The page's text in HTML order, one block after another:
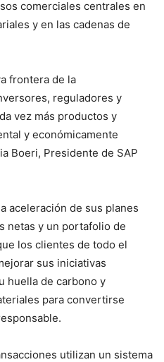
comerciales centrales en
y en las cadenas de
frontera de la
reguladores y
vez más productos y
y económicamente
Boeri, Presidente de SAP
aceleración de sus planes
netas y un portafolio de
los clientes de todo el
sus iniciativas
huella de carbono y
para convertirse
utilizan un sistema